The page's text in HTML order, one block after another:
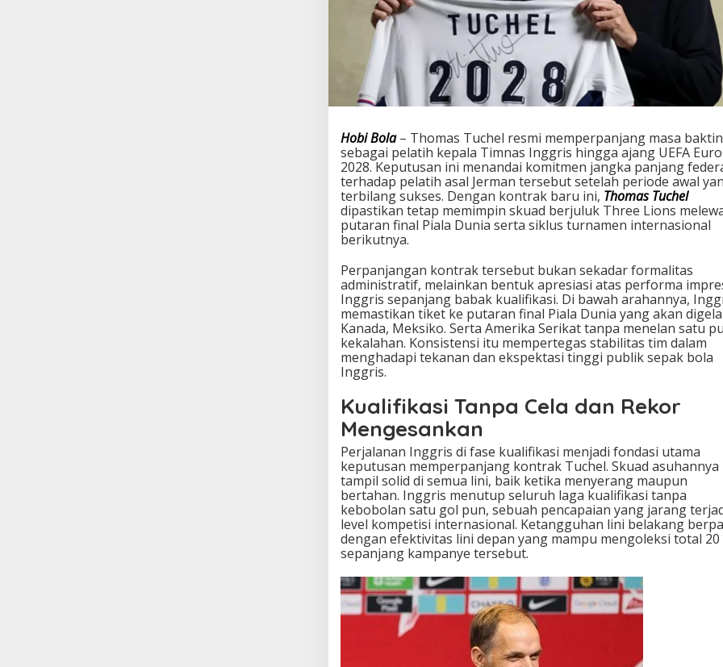
M
B
e
r
m
a
I
n
g
g
r
h
i
n
g
g
a
E
O
2
0
2
8
Hobi Bola– Thomas Tuchel resmi memperpanjang masa
sebagai pelatih kepala Timnas Inggris hingga ajang UEFA Euro
2028. Keputusan ini menandai komitmen jangka panjang
terhadap pelatih asal Jerman tersebut setelah periode awal
terbilang sukses. Dengan kontrak baru ini, Thomas Tuchel
dipastikan tetap memimpin skuad berjuluk Three Lions
putaran final Piala Dunia serta siklus turnamen internasional
berikutnya.
Perpanjangan kontrak tersebut bukan sekadar formalitas
administratif, melainkan bentuk apresiasi atas performa
Inggris sepanjang babak kualifikasi. Di bawah arahannya,
memastikan tiket ke putaran final Piala Dunia yang akan
Kanada, Meksiko. Serta Amerika Serikat tanpa menelan satu
kekalahan. Konsistensi itu mempertegas stabilitas tim dalam
menghadapi tekanan dan ekspektasi tinggi publik sepak bola
Inggris.
Kualifikasi Tanpa Cela dan Rekor
Mengesankan
Perjalanan Inggris di fase kualifikasi menjadi fondasi utama
keputusan memperpanjang kontrak Tuchel. Skuad asuhannya
tampil solid di semua lini, baik ketika menyerang maupun
bertahan. Inggris menutup seluruh laga kualifikasi tanpa
kebobolan satu gol pun, sebuah pencapaian yang jarang
level kompetisi internasional. Ketangguhan lini belakang
dengan efektivitas lini depan yang mampu mengoleksi total 20
sepanjang kampanye tersebut.